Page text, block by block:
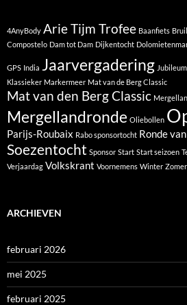
4AnyBody Arie Tijm Trofee Baanfiets
Compostelo Dam tot Dam Dijkentocht
GPS India Jaarvergadering Jubileum
Klassieker Markermeer Mat van de Berg Classic
Mat van den Berg Classic
Mergellandronde Oliebollen
Parijs-Roubaix Rabo sponsortocht Ronde
Soezentocht Sponsor Start Start seizoen
Verjaardag Volkskrant Voornemens Winter
ARCHIEVEN
februari 2026
mei 2025
februari 2025